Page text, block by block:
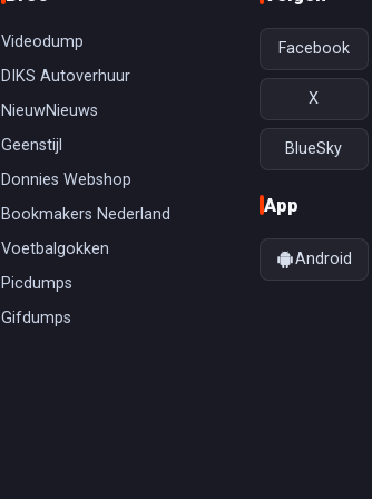
Videodump
DIKS Autoverhuur
NieuwNieuws
Geenstijl
Donnies Webshop
Bookmakers Nederland
Voetbalgokken
Picdumps
Gifdumps
Facebook
X
BlueSky
App
Android